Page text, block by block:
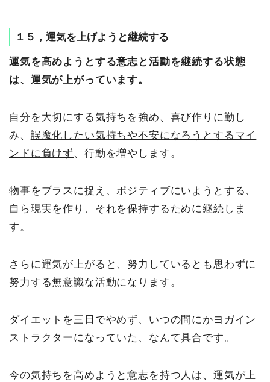
１５，運気を上げようと継続する
運気を高めようとする意志と活動を継続する状態
は、運気が上がっています。
自分を大切にする気持ちを強め、喜び作りに勤し
み、 誤魔化したい気持ちや不安になろうとするマイ
ンドに負けず 、行動を増やします。
物事をプラスに捉え、ポジティブにいようとする、
自ら現実を作り、それを保持するために継続しま
す。
さらに運気が上がると、努力しているとも思わずに
努力する無意識な活動になります。
ダイエットを三日でやめず、いつの間にかヨガイン
ストラクターになっていた、なんて具合です。
今の気持ちを高めようと意志を持つ人は、運気が上